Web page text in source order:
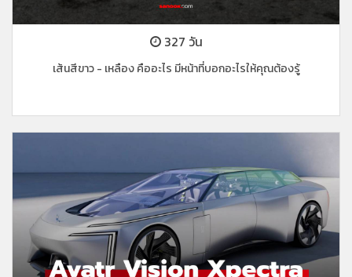
327 วัน
เส้นสีขาว - เหลือง คืออะไร มีหน้าที่บอกอะไรให้คุณต้องรู้